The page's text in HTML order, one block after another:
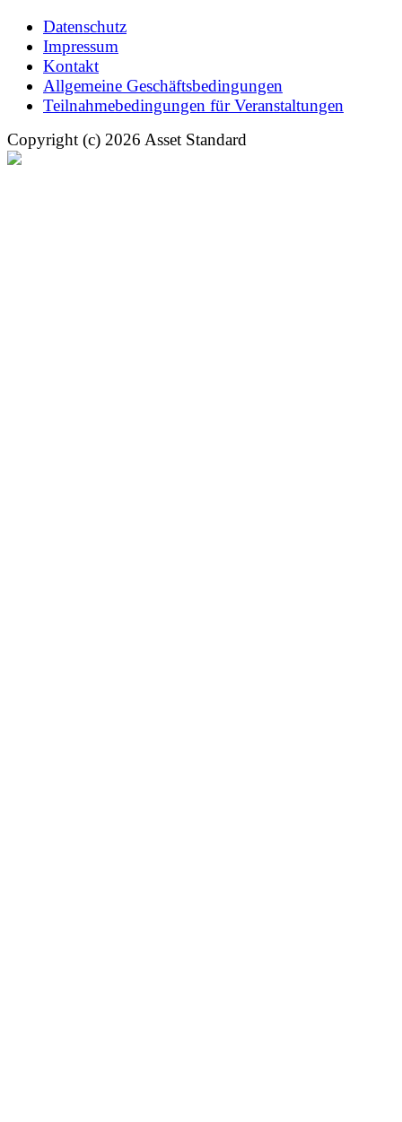
Datenschutz
Impressum
Kontakt
Allgemeine Geschäftsbedingungen
Teilnahmebedingungen für Veranstaltungen
Copyright (c) 2026 Asset Standard